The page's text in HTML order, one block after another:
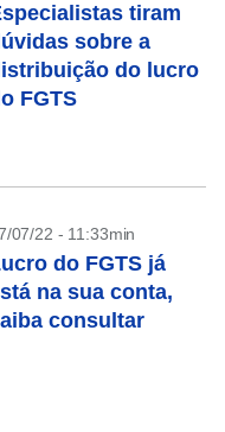
tiram
sobre a
do lucro
FGTS
07/22 - 11:33min
do FGTS já
na sua conta,
consultar